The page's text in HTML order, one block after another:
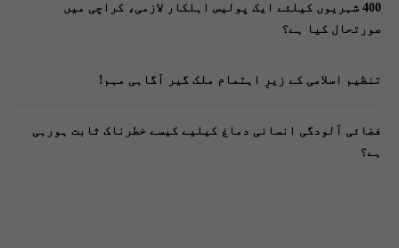
400 شہریوں کیلئے ایک پولیس اہلکار لازمی، کراچی میں
صورتحال کیا ہے؟
تنظیم اسلامی کے زیرِ اہتمام ملک گیر آگاہی مہم!
فضائی آلودگی انسانی دماغ کیلیے کیسے خطرناک ثابت ہورہی
ہے؟